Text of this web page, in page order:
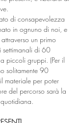
di consapevolezza
in ognuno di noi, e
un primo
settimanali di 60
piccoli gruppi. (Per il
solitamente 90
materiale per poter
del percorso sarà la